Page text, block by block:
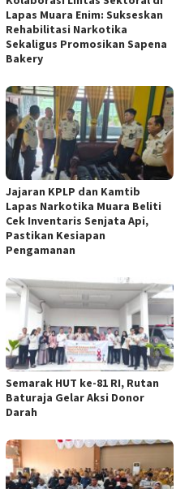
Lapas Muara Enim: Sukseskan
Rehabilitasi Narkotika
Sekaligus Promosikan Sapena
Bakery
Jajaran KPLP dan Kamtib
Lapas Narkotika Muara Beliti
Cek Inventaris Senjata Api,
Pastikan Kesiapan
Pengamanan
Semarak HUT ke-81 RI, Rutan
Baturaja Gelar Aksi Donor
Darah